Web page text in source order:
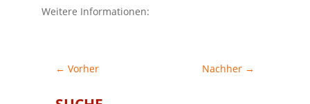
Weitere Informationen:
← Vorher Nachher →